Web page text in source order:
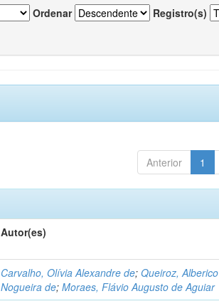
Ordenar Registro(s)
Anterior 1
Autor(es)
Carvalho, Olívia Alexandre de;Queiroz, Alberico
Nogueira de;Moraes, Flávio Augusto de Aguiar